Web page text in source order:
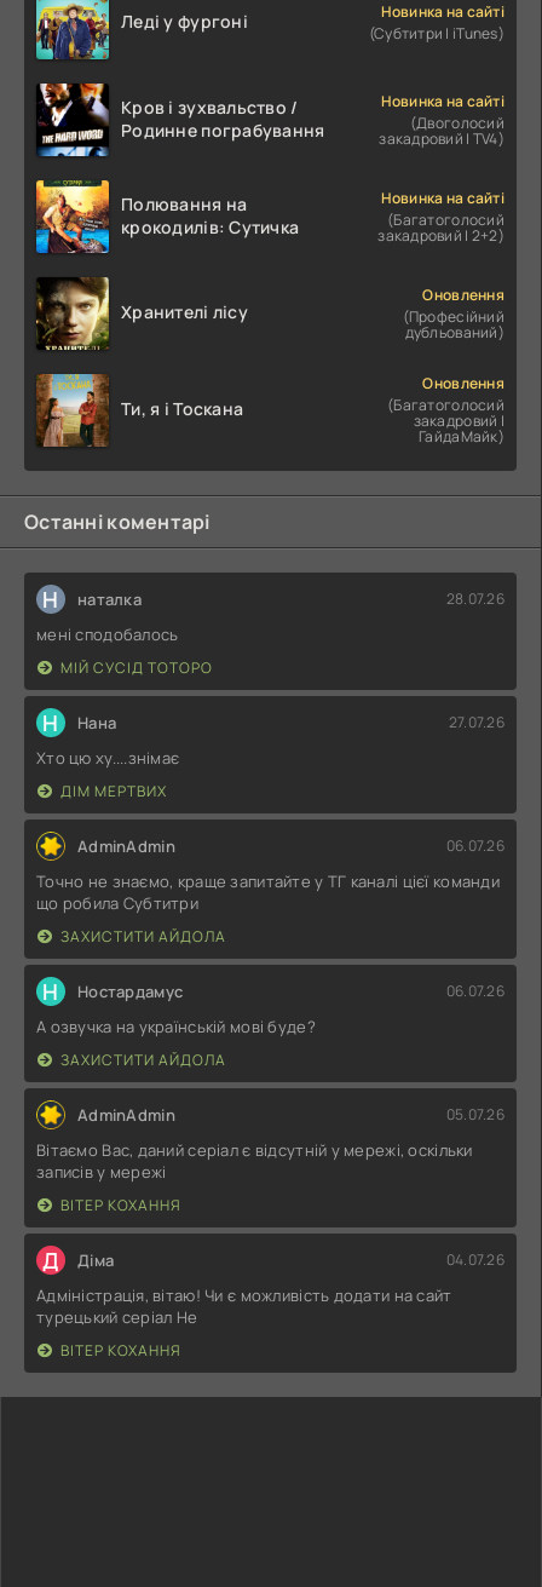
Леді у фургоні
Новинка на сайті
(Субтитри | iTunes)
Кров і зухвальство /
Родинне пограбування
Новинка на сайті
(Двоголосий
закадровий | TV4)
Полювання на
крокодилів: Сутичка
Новинка на сайті
(Багатоголосий
закадровий | 2+2)
Хранителі лісу
Оновлення
(Професійний
дубльований)
Ти, я і Тоскана
Оновлення
(Багатоголосий
закадровий |
ГайдаМайк)
Останні коментарі
Н наталка 28.07.26
мені сподобалось
МІЙ СУСІД ТОТОРО
Н Нана 27.07.26
Хто цю ху....знімає
ДІМ МЕРТВИХ
AdminAdmin 06.07.26
Точно не знаємо, краще запитайте у ТГ каналі цієї команди
що робила Субтитри
ЗАХИСТИТИ АЙДОЛА
Н Ностардамус 06.07.26
А озвучка на українській мові буде?
ЗАХИСТИТИ АЙДОЛА
AdminAdmin 05.07.26
Вітаємо Вас, даний серіал є відсутній у мережі, оскільки
записів у мережі
ВІТЕР КОХАННЯ
Д Діма 04.07.26
Адміністрація, вітаю! Чи є можливість додати на сайт
турецький серіал Не
ВІТЕР КОХАННЯ